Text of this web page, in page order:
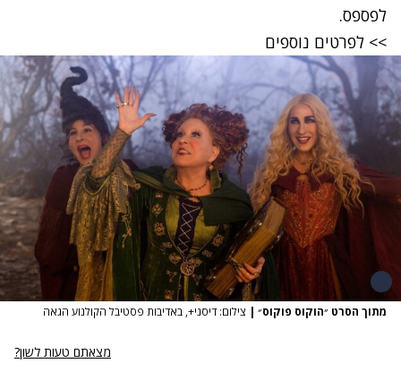
לפספס.
>> לפרטים נוספים
מתוך הסרט ״הוקוס פוקוס״ | צילום: דיסני+, באדיבות פסטיבל הקולנוע הגאה
מצאתם טעות לשון?